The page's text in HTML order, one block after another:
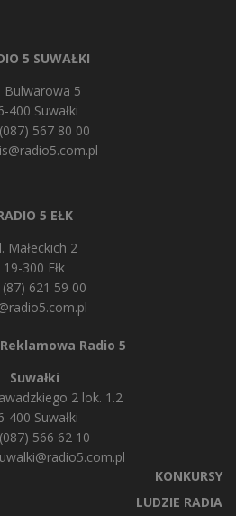
5 SUWAŁKI
Bulwarowa 5
400 Suwałki
567 80 00
5 EŁK
Małeckich 2
19-300 Ełk
621 59 00
Radio 5
Suwałki
2 lok. 1.2
400 Suwałki
566 62 10
KONKURSY
LUDZIE RADIA